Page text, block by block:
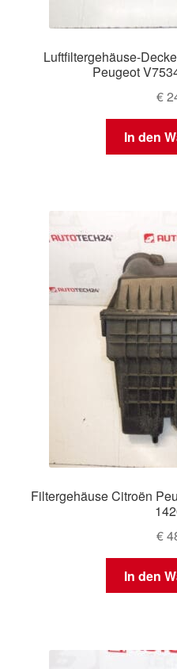
Luftfiltergehäuse-
Peugeot
€
In den
Filtergehäuse Citroën
€
In den